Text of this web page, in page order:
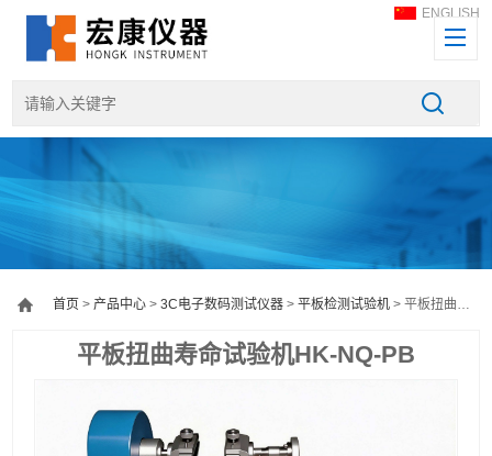
ENGLISH
首页 >产品中心 >3C电子数码测试仪器 >平板检测试验机 > 平板扭曲寿命试验机HK-NQ-PB
平板扭曲寿命试验机HK-NQ-PB